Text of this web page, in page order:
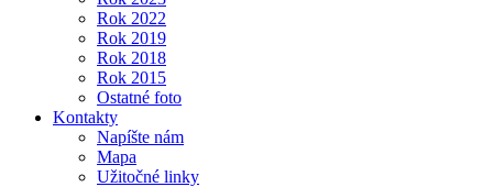
Rok 2022
Rok 2019
Rok 2018
Rok 2015
Ostatné foto
Kontakty
Napíšte nám
Mapa
Užitočné linky